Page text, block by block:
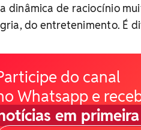
dinâmica de raciocínio
do entretenimento. É
do canal
Whatsapp e
em